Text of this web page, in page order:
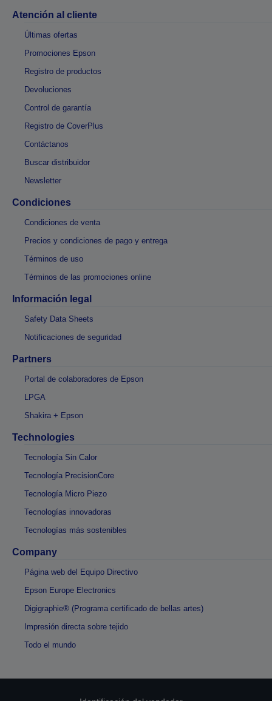
Atención al cliente
Últimas ofertas
Promociones Epson
Registro de productos
Devoluciones
Control de garantía
Registro de CoverPlus
Contáctanos
Buscar distribuidor
Newsletter
Condiciones
Condiciones de venta
Precios y condiciones de pago y entrega
Términos de uso
Términos de las promociones online
Información legal
Safety Data Sheets
Notificaciones de seguridad
Partners
Portal de colaboradores de Epson
LPGA
Shakira + Epson
Technologies
Tecnología Sin Calor
Tecnología PrecisionCore
Tecnología Micro Piezo
Tecnologías innovadoras
Tecnologías más sostenibles
Company
Página web del Equipo Directivo
Epson Europe Electronics
Digigraphie® (Programa certificado de bellas artes)
Impresión directa sobre tejido
Todo el mundo